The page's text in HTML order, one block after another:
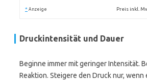
* Anzeige Preis inkl.
Druckintensität und Dauer
Beginne immer mit geringer Intensität.
Reaktion. Steigere den Druck nur, wenn